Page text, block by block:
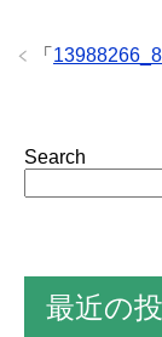
「
Search
最近の